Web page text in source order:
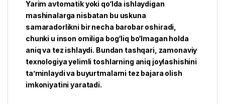
Yarim avtomatik yoki qo‘lda ishlaydigan
mashinalarga nisbatan bu uskuna
samaradorlikni bir necha barobar oshiradi,
chunki u inson omiliga bog‘liq bo‘lmagan holda
aniq va tez ishlaydi. Bundan tashqari, zamonaviy
texnologiya yelimli toshlarning aniq joylashishini
ta’minlaydi va buyurtmalarni tez bajara olish
imkoniyatini yaratadi.